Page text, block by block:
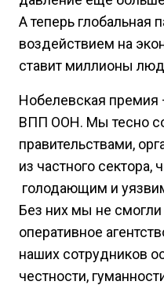
А теперь глобальная
воздействием на
ставит миллионы
Нобелевская премия
ВПП ООН. Мы тесно
правительствами,
из частного
голодающим и
Без них мы не
оперативное
наших сотрудников
честности,